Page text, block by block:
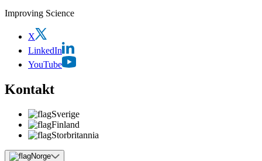
Improving Science
X
LinkedIn
YouTube
Kontakt
Sverige
Finland
Storbritannia
Norge